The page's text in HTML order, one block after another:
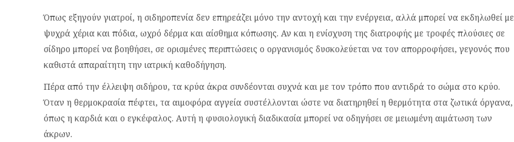
Όπως εξηγούν γιατροί, η σιδηροπενία δεν επηρεάζει μόνο την αντοχή και την ενέργεια, αλλά μπορεί να εκδηλωθεί με
ψυχρά χέρια και πόδια, ωχρό δέρμα και αίσθημα κόπωσης. Αν και η ενίσχυση της διατροφής με τροφές πλούσιες σε
σίδηρο μπορεί να βοηθήσει, σε ορισμένες περιπτώσεις ο οργανισμός δυσκολεύεται να τον απορροφήσει, γεγονός που
καθιστά απαραίτητη την ιατρική καθοδήγηση.
Πέρα από την έλλειψη σιδήρου, τα κρύα άκρα συνδέονται συχνά και με τον τρόπο που αντιδρά το σώμα στο κρύο.
Όταν η θερμοκρασία πέφτει, τα αιμοφόρα αγγεία συστέλλονται ώστε να διατηρηθεί η θερμότητα στα ζωτικά όργανα,
όπως η καρδιά και ο εγκέφαλος. Αυτή η φυσιολογική διαδικασία μπορεί να οδηγήσει σε μειωμένη αιμάτωση των
άκρων.